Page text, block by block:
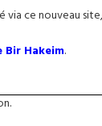
ce nouveau
Bir Hakeim.